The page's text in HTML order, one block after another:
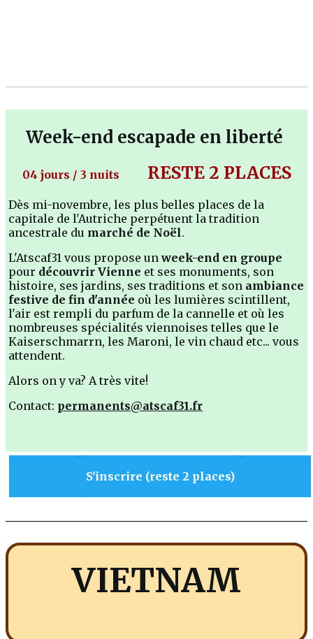
Week-end escapade en liberté
04 jours / 3 nuits RESTE 2 PLACES
Dès mi-novembre, les plus belles places de la
capitale de l'Autriche perpétuent la tradition
ancestrale du marché de Noël.
L'Atscaf31 vous propose un week-end en groupe
pour découvrir Vienne et ses monuments, son
histoire, ses jardins, ses traditions et son ambiance
festive de fin d'année où les lumières scintillent,
l'air est rempli du parfum de la cannelle et où les
nombreuses spécialités viennoises telles que le
Kaiserschmarrn, les Maroni, le vin chaud etc... vous
attendent.
Alors on y va? A très vite!
Contact: permanents@atscaf31.fr
S'inscrire (reste 2 places)
VIETNAM